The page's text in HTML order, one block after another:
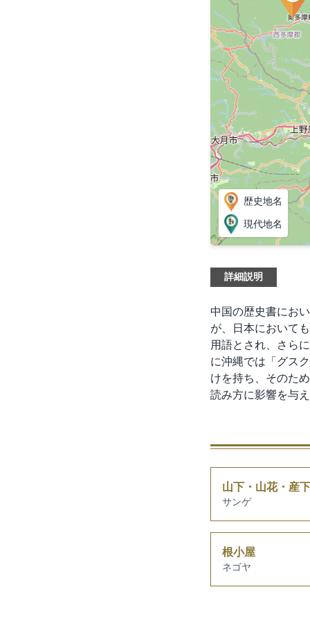
歴史地名
現代地名
詳細説明
中国の歴史書にお
が、日本において
用語とされ、さら
に沖縄では「グス
けを持ち、そのた
読み方に影響を与
山下・山花・産下
サンゲ
根小屋
ネゴヤ